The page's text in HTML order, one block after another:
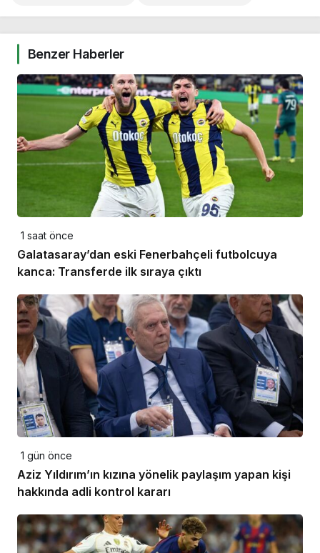
Benzer Haberler
1 saat önce
Galatasaray’dan eski Fenerbahçeli futbolcuya
kanca: Transferde ilk sıraya çıktı
1 gün önce
Aziz Yıldırım’ın kızına yönelik paylaşım yapan kişi
hakkında adli kontrol kararı